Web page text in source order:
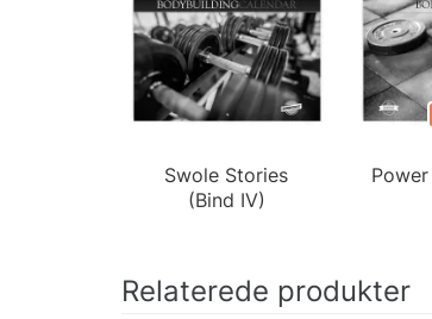
Swole Stories
(Bind IV)
Relaterede produkter